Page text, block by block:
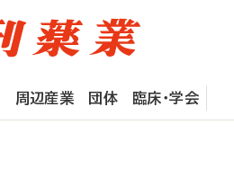
周辺産業 団体 臨床・学会